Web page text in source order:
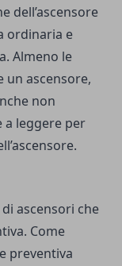
dell’ascensore
ordinaria e
Almeno le
un ascensore,
non
a leggere per
ascensori che
Come
preventiva